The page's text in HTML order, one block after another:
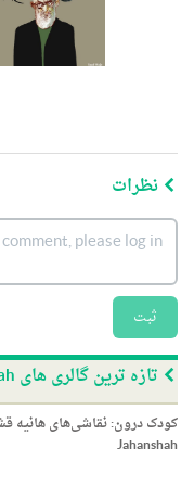
نظرات
ثبت
تازه ترین گالری های Jahanshah
کودک درون: نقاشی‌های هانیه
Jahanshah